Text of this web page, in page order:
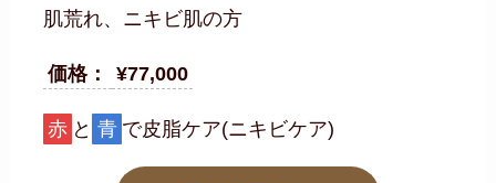
肌荒れ、ニキビ肌の方
価格： ¥77,000
赤 と 青 で皮脂ケア(ニキビケア)